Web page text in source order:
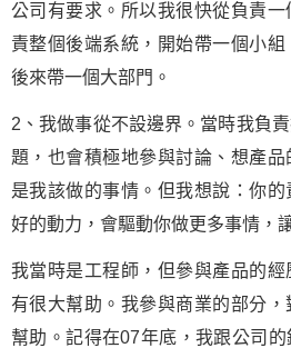
公司有要求。所以我很快從負責
責整個後端系統，開始帶一個小
後來帶一個大部門。
2、我做事從不設邊界。當時我負
題，也會積極地參與討論、想產
是我該做的事情。但我想說：你
好的動力，會驅動你做更多事情，
我當時是工程師，但參與產品的
有很大幫助。我參與商業的部分
幫助。記得在07年底，我跟公司